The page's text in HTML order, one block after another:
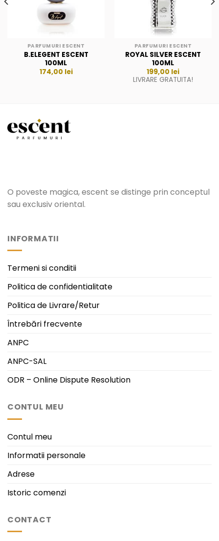
PARFUMURI ESCENT
B.ELEGENT ESCENT
100ML
174,00 lei
PARFUMURI ESCENT
ROYAL SILVER ESCENT
100ML
199,00 lei
LIVRARE GRATUITA!
O poveste magica, escent se distinge prin conceptul
sau exclusiv oriental.
INFORMATII
Termeni si conditii
Politica de confidentialitate
Politica de Livrare/Retur
Întrebări frecvente
ANPC
ANPC-SAL
ODR – Online Dispute Resolution
CONTUL MEU
Contul meu
Informatii personale
Adrese
Istoric comenzi
CONTACT